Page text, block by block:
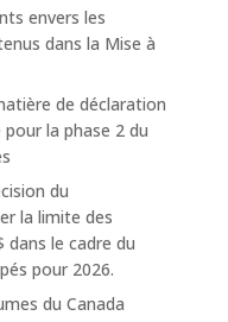
envers les
dans la Mise à
de déclaration
la phase 2 du
du
la limite des
dans le cadre du
pour 2026.
du Canada